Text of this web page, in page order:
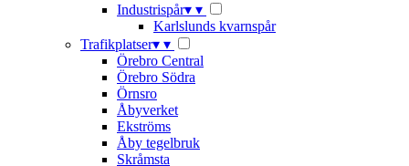
Industrispår▾ ▾
Karlslunds kvarnspår
Trafikplatser▾ ▾
Örebro Central
Örebro Södra
Örnsro
Åbyverket
Ekströms
Åby tegelbruk
Skråmsta